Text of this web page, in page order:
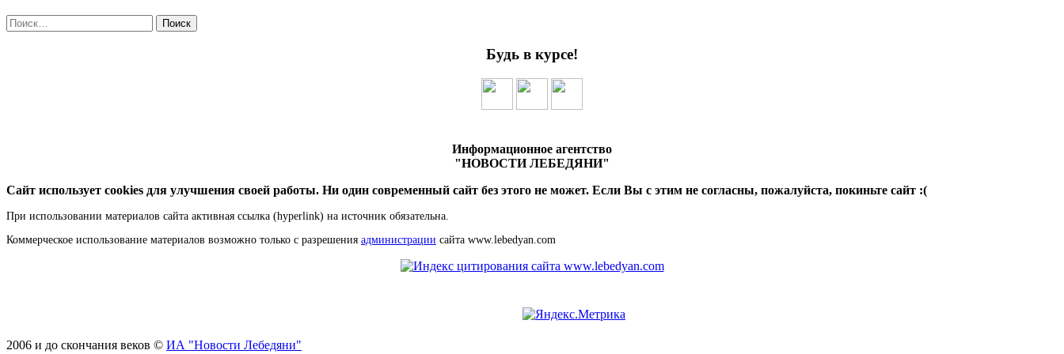
Найти:
Будь в курсе!
Информационное агентство
"НОВОСТИ ЛЕБЕДЯНИ"
Сайт использует cookies для улучшения своей работы. Ни один современный сайт без этого не может. Если Вы с этим не согласны, пожалуйста, покиньте сайт :(
При использовании материалов сайта активная ссылка (hyperlink) на источник обязательна.
Коммерческое использование материалов возможно только с разрешения администрации сайта www.lebedyan.com
2006 и до скончания веков © ИА "Новости Лебедяни"